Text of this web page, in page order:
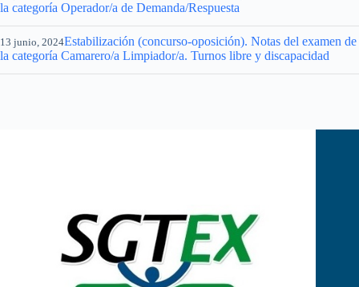
la categoría Operador/a de Demanda/Respuesta
13 junio, 2024Estabilización (concurso-oposición). Notas del examen de
la categoría Camarero/a Limpiador/a. Turnos libre y discapacidad